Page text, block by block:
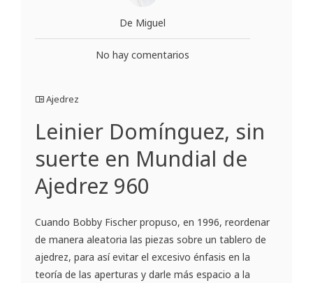
De Miguel
No hay comentarios
Ajedrez
Leinier Domínguez, sin
suerte en Mundial de
Ajedrez 960
Cuando Bobby Fischer propuso, en 1996, reordenar
de manera aleatoria las piezas sobre un tablero de
ajedrez, para así evitar el excesivo énfasis en la
teoría de las aperturas y darle más espacio a la